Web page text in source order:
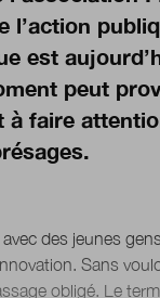
l’action
est
peut
faire
des jeunes
Sans
obligé. Le